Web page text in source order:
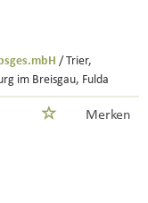
/ Trier,
im Breisgau, Fulda
Merken